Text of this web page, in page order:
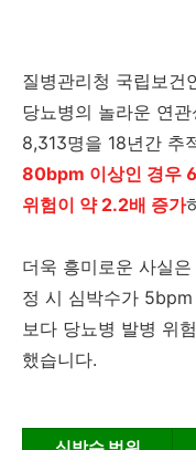
질병관리청 국립보건
당뇨병의 놀라운 연
8,313명을 18년간 추
80bpm 이상인 경우
위험이 약 2.2배 증가
더욱 흥미로운 사실
정 시 심박수가
보다 당뇨병 발병 위
했습니다.